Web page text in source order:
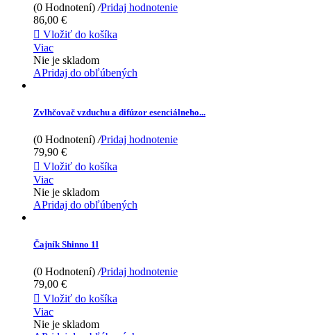
(0 Hodnotení) /Pridaj hodnotenie
86,00 €
 Vložiť do košíka
Viac
Nie je skladom
APridaj do obľúbených
Zvlhčovač vzduchu a difúzor esenciálneho...
(0 Hodnotení) /Pridaj hodnotenie
79,90 €
 Vložiť do košíka
Viac
Nie je skladom
APridaj do obľúbených
Čajník Shinno 1l
(0 Hodnotení) /Pridaj hodnotenie
79,00 €
 Vložiť do košíka
Viac
Nie je skladom